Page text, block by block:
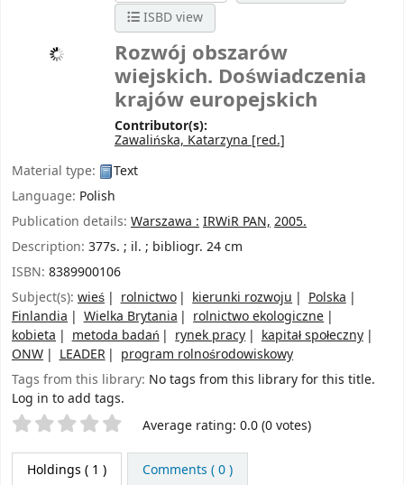
ISBD view
Rozwój obszarów
wiejskich. Doświadczenia
krajów europejskich
Contributor(s):
Zawalińska, Katarzyna [red.]
Material type:
Text
Language: Polish
Publication details: Warszawa : IRWiR PAN, 2005.
Description: 377s. ; il. ; bibliogr. 24 cm
ISBN: 8389900106
Subject(s): wieś rolnictwo kierunki rozwoju
Polska
Finlandia
Wielka Brytania
rolnictwo ekologiczne
kobieta
metoda badań rynek pracy
kapitał społeczny
ONW
LEADER
program rolnośrodowiskowy
Tags from this library: No tags from this library for this title.
Log in to add tags.
Star ratings Average rating: 0.0 (0 votes)
Holdings ( 1 ) Comments ( 0 )